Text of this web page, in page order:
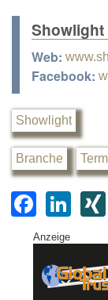
Showlight
Web:
Facebook:
Showlight
Branche
F
a
c
e
Li
k
e
Anzeige